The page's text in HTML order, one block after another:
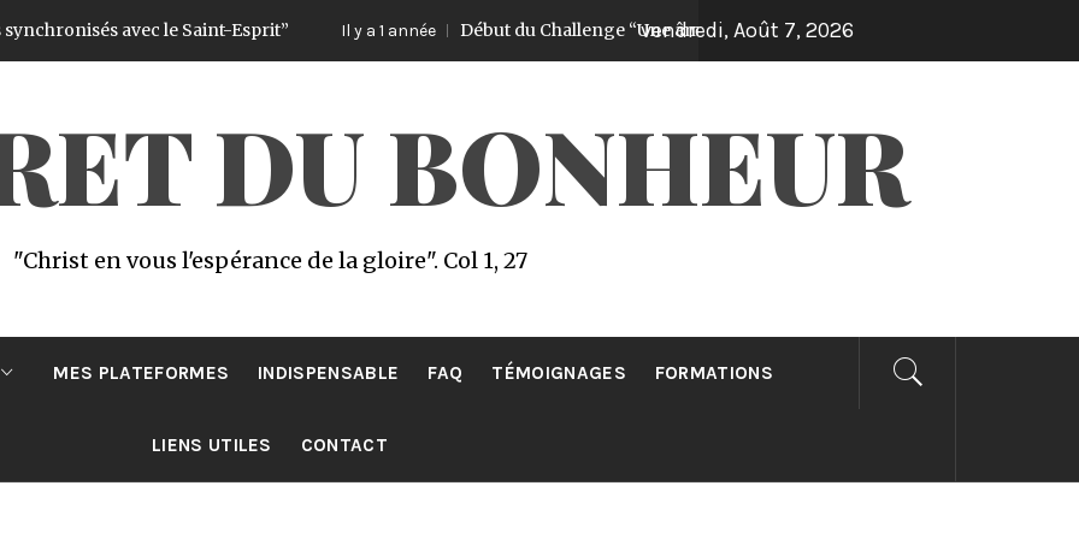
avec le Saint-Esprit” Il y a 1 année Début du Challenge “Une âme gagnée par jour pendant 30 jours”!
vendredi, Août 7, 2026
DU BONHEUR
"Christ en vous l'espérance de la gloire". Col 1, 27
MES PLATEFORMES INDISPENSABLE FAQ TÉMOIGNAGES FORMATIONS
LIENS UTILES CONTACT